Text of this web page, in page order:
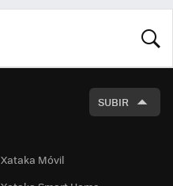
SUBIR
Xataka Móvil